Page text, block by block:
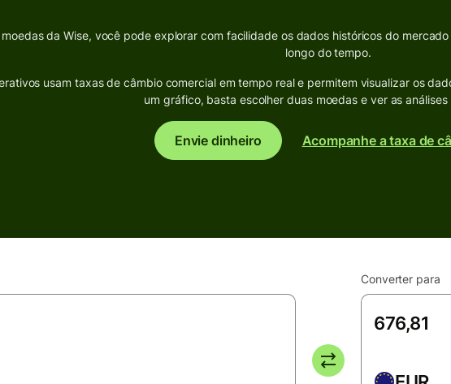
da Wise, você pode explorar com facilidade os dados históricos do
longo do tempo.
usam taxas de câmbio comercial em tempo real e permitem visualizar os
um gráfico, basta escolher duas moedas e ver as
Envie dinheiro Acompanhe a taxa de
Converter para